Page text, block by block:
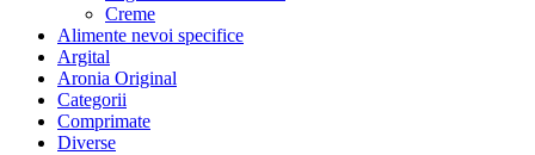
Creme
Alimente nevoi specifice
Argital
Aronia Original
Categorii
Comprimate
Diverse